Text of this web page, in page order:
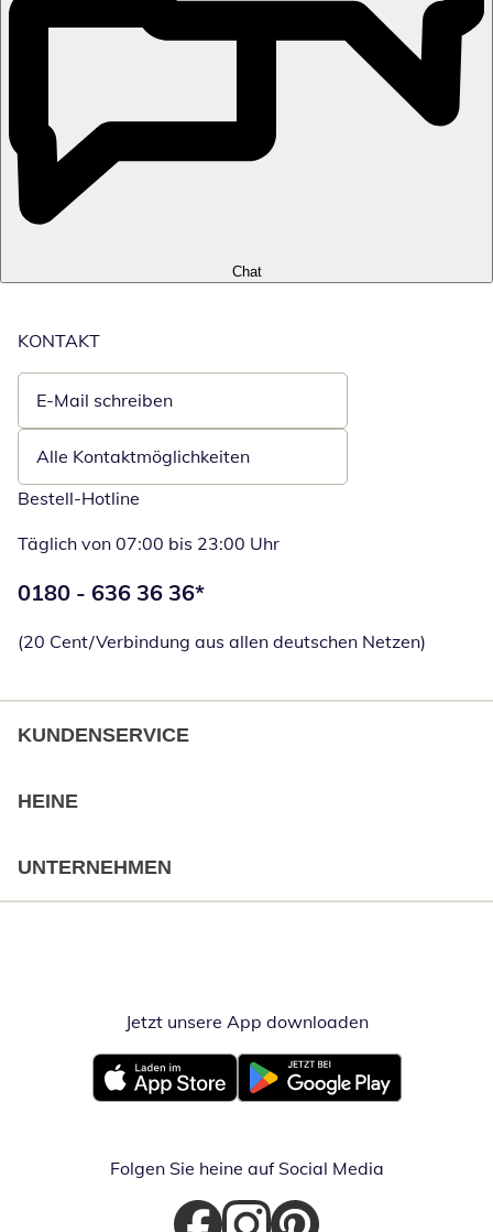
Chat
KONTAKT
E-Mail schreiben
Öffnet E-Mail-Client
Alle Kontaktmöglichkeiten
Bestell-Hotline
Täglich von 07:00 bis 23:00 Uhr
Telefonnummer:
0180 - 636 36 36*
(20 Cent/Verbindung aus allen deutschen Netzen)
KUNDENSERVICE
HEINE
UNTERNEHMEN
Jetzt unsere App downloadenÖffnet in
Öffnet in neuem FensterÖffnet in neuem Fenster
Folgen Sie heine auf Social Media